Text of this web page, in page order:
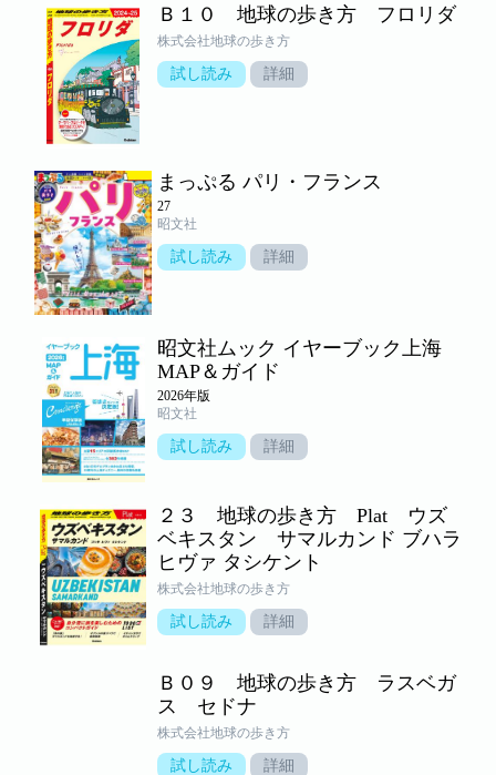
Ｂ１０ 地球の歩き方 フロリダ
株式会社地球の歩き方
試し読み 詳細
まっぷる パリ・フランス
27
昭文社
試し読み 詳細
昭文社ムック イヤーブック上海
MAP＆ガイド
2026年版
昭文社
試し読み 詳細
２３ 地球の歩き方 Plat ウズ
ベキスタン サマルカンド ブハラ
ヒヴァ タシケント
株式会社地球の歩き方
試し読み 詳細
Ｂ０９ 地球の歩き方 ラスベガ
ス セドナ
株式会社地球の歩き方
試し読み 詳細